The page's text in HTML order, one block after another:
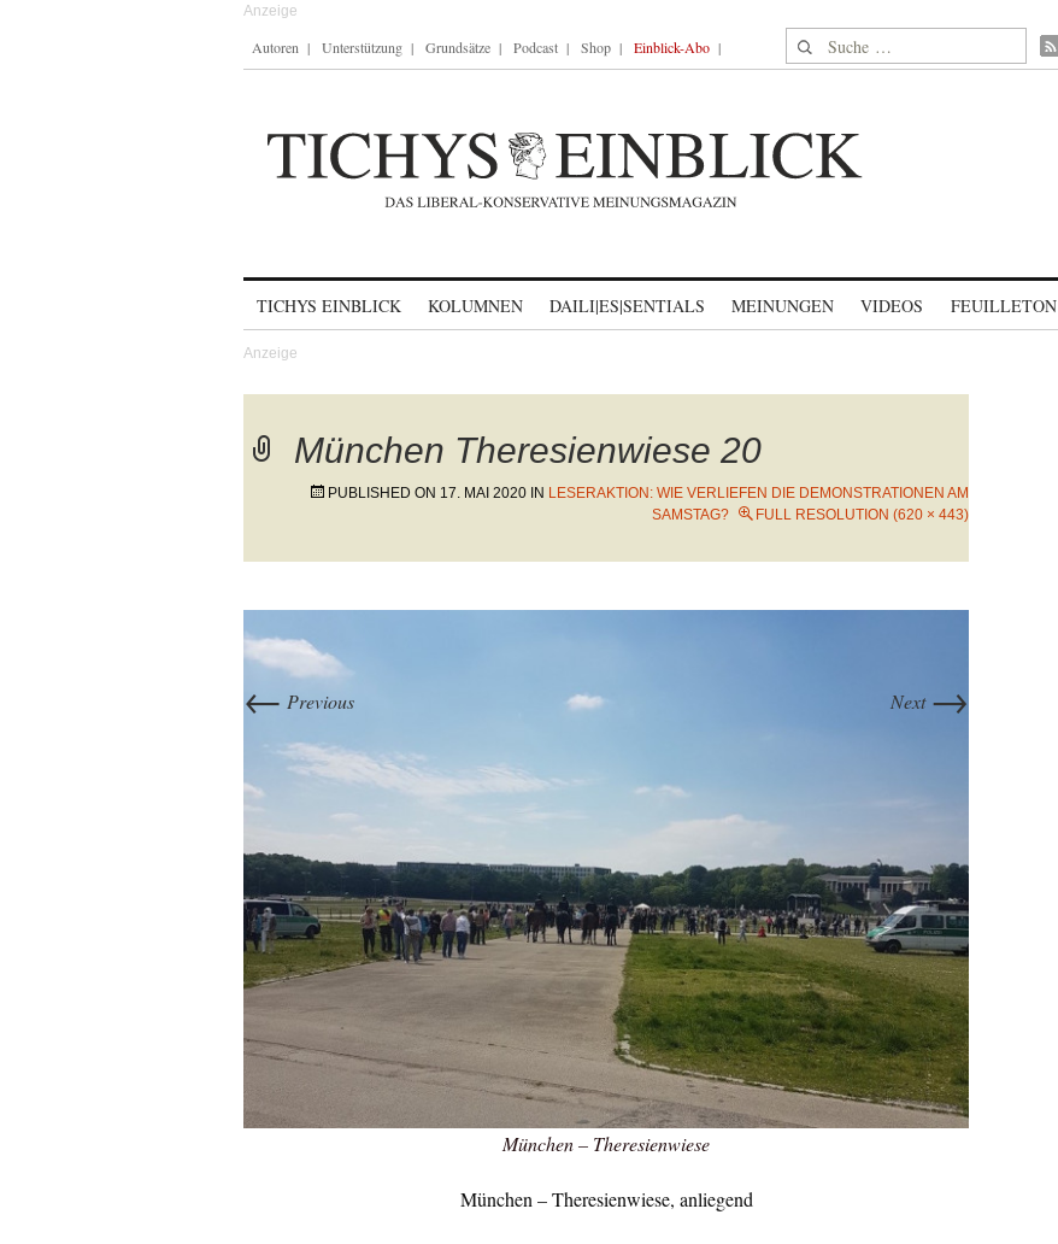
Autoren Unterstützung Grundsätze Podcast Shop Einblick-Abo Suche nach:
TICHYS EINBLICK KOLUMNEN DAILI|ES|SENTIALS MEINUNGEN VIDEOS FEUILLETON
München Theresienwiese 20
PUBLISHED ON 17. MAI 2020 IN LESERAKTION: WIE VERLIEFEN DIE DEMONSTRATIONEN AM
SAMSTAG?
FULL RESOLUTION (620 × 443)
← Previous Next →
München – Theresienwiese
München – Theresienwiese, anliegend